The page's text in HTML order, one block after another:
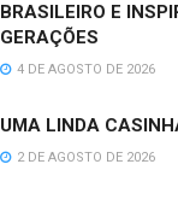
BRASILEIRO E
GERAÇÕES
4 DE AGOSTO DE 2026
UMA LINDA
2 DE AGOSTO DE 2026